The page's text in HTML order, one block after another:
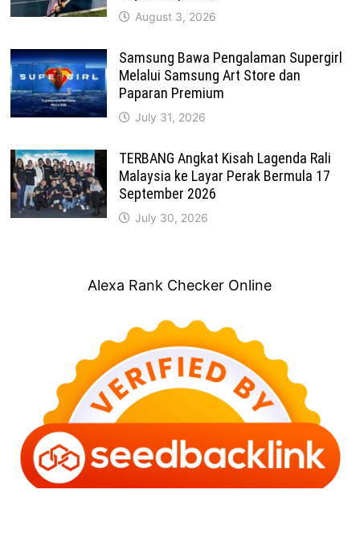
August 3, 2026
Samsung Bawa Pengalaman Supergirl
Melalui Samsung Art Store dan
Paparan Premium
July 31, 2026
TERBANG Angkat Kisah Lagenda Rali
Malaysia ke Layar Perak Bermula 17
September 2026
July 30, 2026
Alexa Rank Checker Online